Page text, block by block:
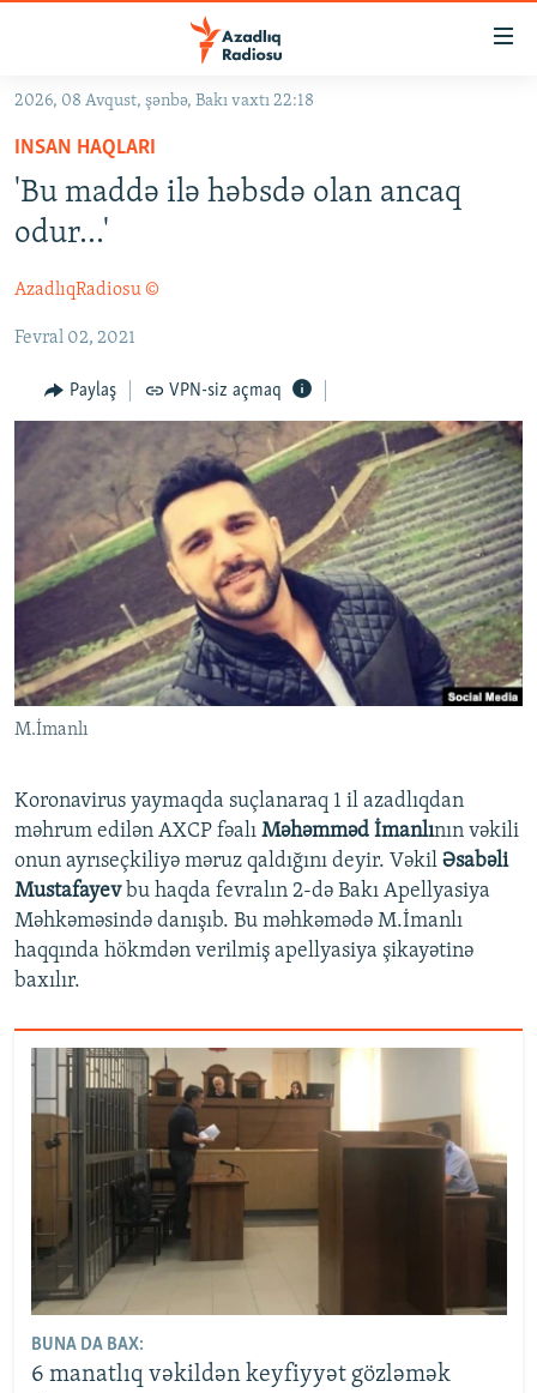
Əsas
qayıt
Əsas
naviqasiyaya
qayıt
Axtarışa
KORRUPSIOMETR
FƏRQƏ BAX
QANUNI DOĞRU
ARAŞDIRMA
MULTIMEDIA
VIDEO
FOTOQALEREYA
İNFOQRAFIKA
KARIKATURA
RADIO ARXIV
OXU ZALI
AZƏRBAYCAN ƏDƏBIYYATI KITABXANASI
İSLAM VƏ DEMOKRATIYA
İZ - MƏDƏNIYYƏT PROQRAMI
HAQQIMIZDA
MISSIYAMIZ
PEŞƏ ETIKASI VƏ JURNALISTIKA STANDARTLARIMIZ
MATERIALLARIMIZDAN ISTIFADƏ
AZADLIQRADIOSU MOBIL TELEFONUNUZDA
BIZIMLƏ ƏLAQƏ
BIZI IZLƏ
RFE/RL-in bütün saytları
2026, 08 Avqust, şənbə, Bakı vaxtı 22:18
INSAN HAQLARI
'Bu maddə ilə həbsdə olan ancaq
odur...'
AzadlıqRadiosu ©
Fevral 02, 2021
Paylaş VPN-siz açmaq
M.İmanlı
Koronavirus yaymaqda suçlanaraq 1 il azadlıqdan
məhrum edilən AXCP fəalı Məhəmməd İmanlının vəkili
onun ayrıseçkiliyə məruz qaldığını deyir. Vəkil Əsabəli
Mustafayevbu haqda fevralın 2-də Bakı Apellyasiya
Məhkəməsində danışıb. Bu məhkəmədə M.İmanlı
haqqında hökmdən verilmiş apellyasiya şikayətinə
baxılır.
BUNA DA BAX:
6 manatlıq vəkildən keyfiyyət gözləmək